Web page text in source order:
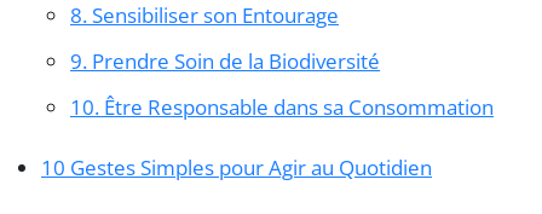
8. Sensibiliser son Entourage
9. Prendre Soin de la Biodiversité
10. Être Responsable dans sa Consommation
10 Gestes Simples pour Agir au Quotidien